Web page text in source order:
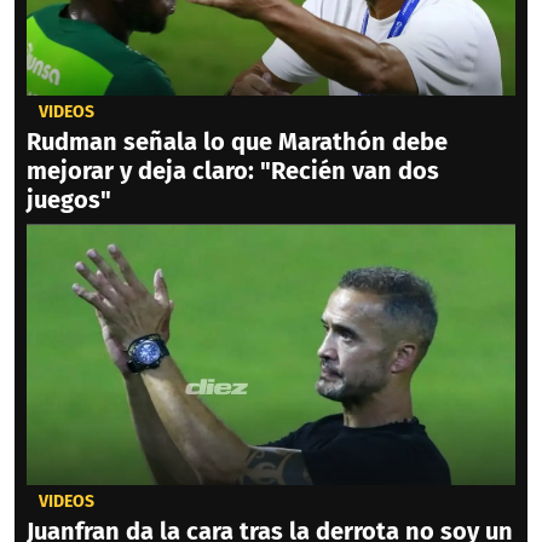
VIDEOS
Rudman señala lo que Marathón debe
mejorar y deja claro: "Recién van dos
juegos"
VIDEOS
Juanfran da la cara tras la derrota no soy un